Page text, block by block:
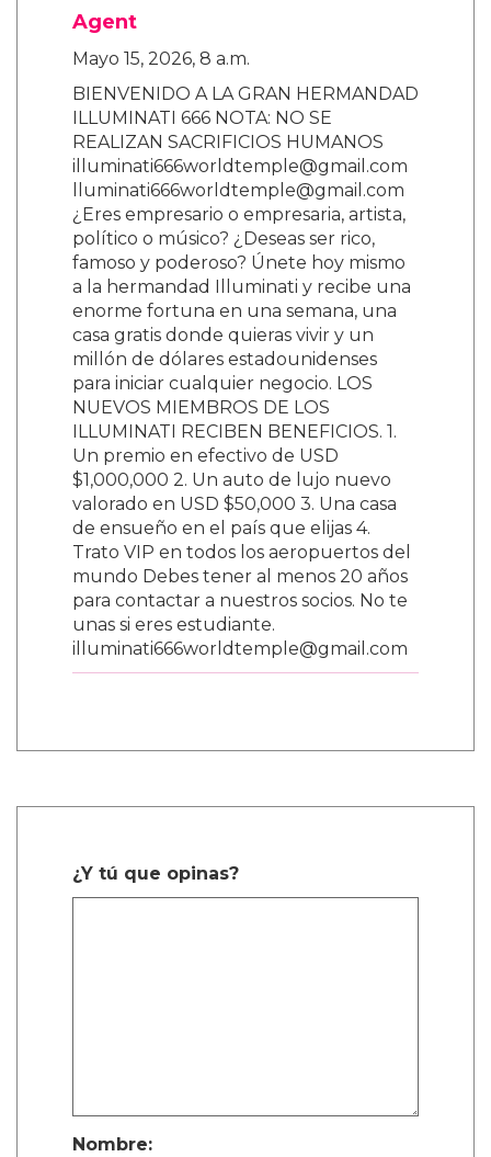
Agent
Mayo 15, 2026, 8 a.m.
BIENVENIDO A LA GRAN HERMANDAD
ILLUMINATI 666 NOTA: NO SE
REALIZAN SACRIFICIOS HUMANOS
illuminati666worldtemple@gmail.com
lluminati666worldtemple@gmail.com
¿Eres empresario o empresaria, artista,
político o músico? ¿Deseas ser rico,
famoso y poderoso? Únete hoy mismo
a la hermandad Illuminati y recibe una
enorme fortuna en una semana, una
casa gratis donde quieras vivir y un
millón de dólares estadounidenses
para iniciar cualquier negocio. LOS
NUEVOS MIEMBROS DE LOS
ILLUMINATI RECIBEN BENEFICIOS. 1.
Un premio en efectivo de USD
$1,000,000 2. Un auto de lujo nuevo
valorado en USD $50,000 3. Una casa
de ensueño en el país que elijas 4.
Trato VIP en todos los aeropuertos del
mundo Debes tener al menos 20 años
para contactar a nuestros socios. No te
unas si eres estudiante.
illuminati666worldtemple@gmail.com
¿Y tú que opinas?
Nombre: